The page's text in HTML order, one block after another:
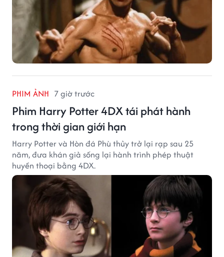
PHIM ẢNH 7 giờ trước
Phim Harry Potter 4DX tái phát hành
trong thời gian giới hạn
Harry Potter và Hòn đá Phù thủy trở lại rạp sau 25
năm, đưa khán giả sống lại hành trình phép thuật
huyền thoại bằng 4DX.